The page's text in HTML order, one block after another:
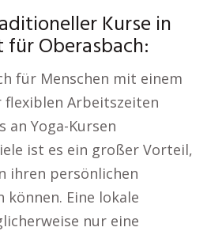
Kurse in
Oberasbach:
für Menschen mit einem
Arbeitszeiten
Yoga-Kursen
ist es ein großer Vorteil,
ihren persönlichen
können. Eine lokale
nur eine